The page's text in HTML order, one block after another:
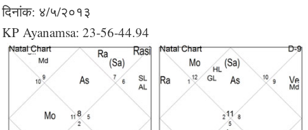
दिनांक: ४/५/२०१३
KP Ayanamsa: 23-56-44.94